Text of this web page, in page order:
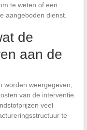
te weten of een
aangeboden dienst.
de
aan de
worden weergegeven,
van de interventie.
veel
te